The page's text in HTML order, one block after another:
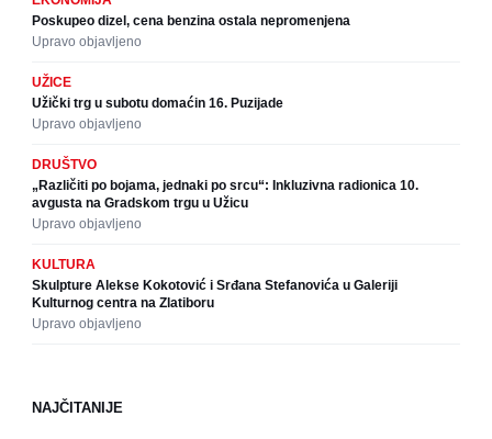
Poskupeo dizel, cena benzina ostala nepromenjena
Upravo objavljeno
UŽICE
Užički trg u subotu domaćin 16. Puzijade
Upravo objavljeno
DRUŠTVO
„Različiti po bojama, jednaki po srcu“: Inkluzivna radionica 10.
avgusta na Gradskom trgu u Užicu
Upravo objavljeno
KULTURA
Skulpture Alekse Kokotović i Srđana Stefanovića u Galeriji
Kulturnog centra na Zlatiboru
Upravo objavljeno
NAJČITANIJE